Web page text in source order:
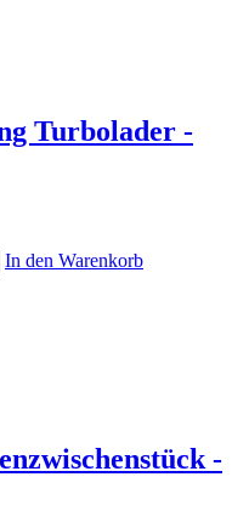
Turbolader -
In den Warenkorb
-